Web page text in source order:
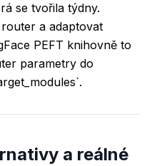
se tvořila týdny.
a adaptovat
PEFT knihovně to
parametry do
a reálné